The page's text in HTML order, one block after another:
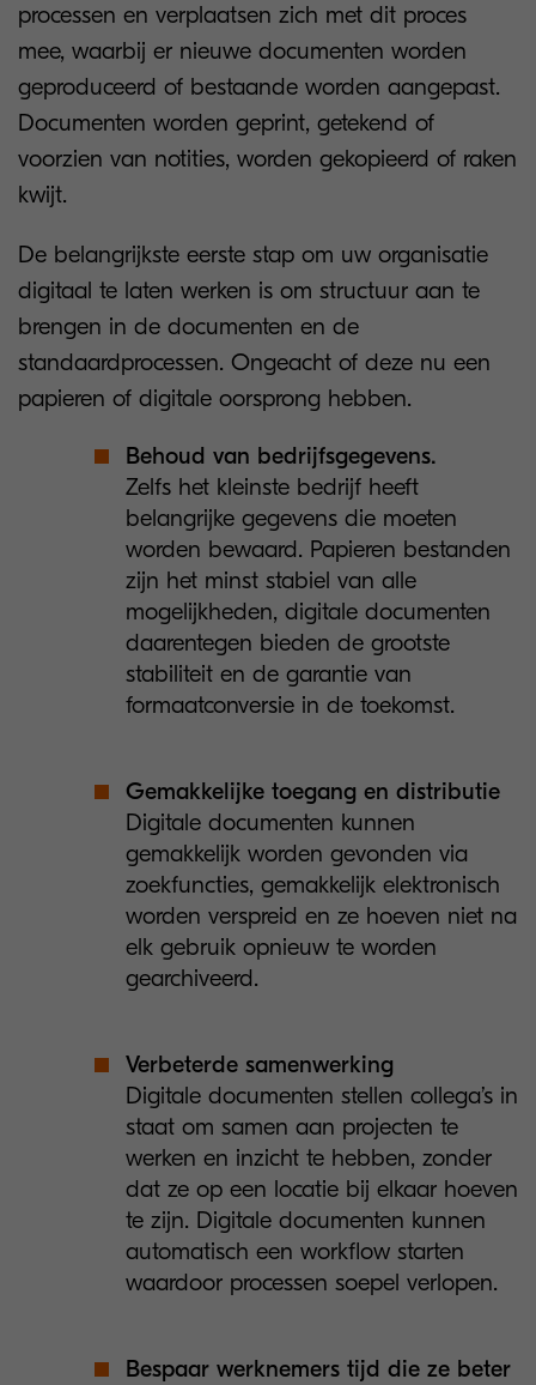
processen en verplaatsen zich met dit proces
mee, waarbij er nieuwe documenten worden
geproduceerd of bestaande worden aangepast.
Documenten worden geprint, getekend of
voorzien van notities, worden gekopieerd of raken
kwijt.
De belangrijkste eerste stap om uw organisatie
digitaal te laten werken is om structuur aan te
brengen in de documenten en de
standaardprocessen. Ongeacht of deze nu een
papieren of digitale oorsprong hebben.
Behoud van bedrijfsgegevens.
Zelfs het kleinste bedrijf heeft
belangrijke gegevens die moeten
worden bewaard. Papieren bestanden
zijn het minst stabiel van alle
mogelijkheden, digitale documenten
daarentegen bieden de grootste
stabiliteit en de garantie van
formaatconversie in de toekomst.
Gemakkelijke toegang en distributie
Digitale documenten kunnen
gemakkelijk worden gevonden via
zoekfuncties, gemakkelijk elektronisch
worden verspreid en ze hoeven niet na
elk gebruik opnieuw te worden
gearchiveerd.
Verbeterde samenwerking
Digitale documenten stellen collega’s in
staat om samen aan projecten te
werken en inzicht te hebben, zonder
dat ze op een locatie bij elkaar hoeven
te zijn. Digitale documenten kunnen
automatisch een workflow starten
waardoor processen soepel verlopen.
Bespaar werknemers tijd die ze beter